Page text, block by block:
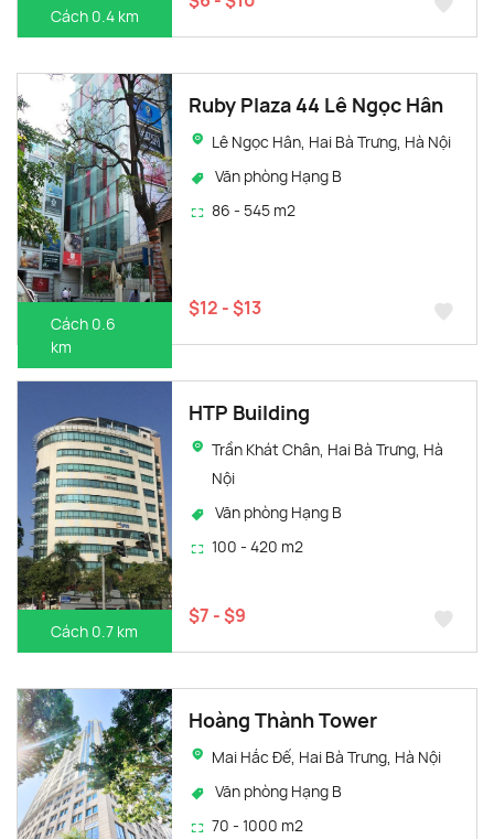
Cách 0.4 km
Cách 0.6
km
Ruby Plaza 44 Lê Ngọc Hân
Lê Ngọc Hân, Hai Bà Trưng, Hà Nội
Văn phòng Hạng B
86 - 545 m2
$12 - $13
Cách 0.7 km
HTP Building
Trần Khát Chân, Hai Bà Trưng, Hà
Nội
Văn phòng Hạng B
100 - 420 m2
$7 - $9
Hoàng Thành Tower
Mai Hắc Đế, Hai Bà Trưng, Hà Nội
Văn phòng Hạng B
70 - 1000 m2